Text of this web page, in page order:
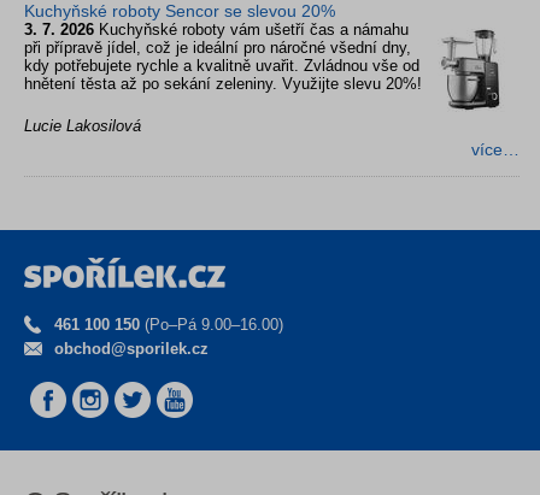
Kuchyňské roboty Sencor se slevou 20%
3. 7. 2026 Kuchyňské roboty vám ušetří čas a námahu
při přípravě jídel, což je ideální pro náročné všední dny,
kdy potřebujete rychle a kvalitně uvařit. Zvládnou vše od
hnětení těsta až po sekání zeleniny. Využijte slevu 20%!
Lucie Lakosilová
více…
461 100 150 (Po–Pá 9.00–16.00)
obchod@sporilek.cz